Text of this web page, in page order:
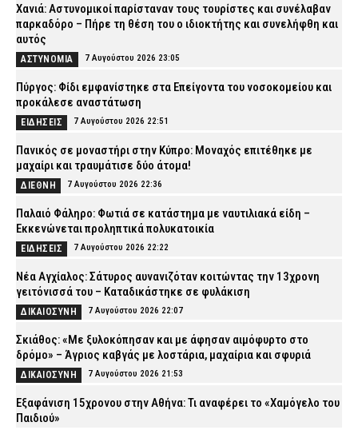
Χανιά: Αστυνομικοί παρίσταναν τους τουρίστες και συνέλαβαν
παρκαδόρο – Πήρε τη θέση του ο ιδιοκτήτης και συνελήφθη και
αυτός
ΑΣΤΥΝΟΜΙΑ 7 Αυγούστου 2026 23:05
Πύργος: Φίδι εμφανίστηκε στα Επείγοντα του νοσοκομείου και
προκάλεσε αναστάτωση
ΕΙΔΗΣΕΙΣ 7 Αυγούστου 2026 22:51
Πανικός σε μοναστήρι στην Κύπρο: Μοναχός επιτέθηκε με
μαχαίρι και τραυμάτισε δύο άτομα!
ΔΙΕΘΝΗ 7 Αυγούστου 2026 22:36
Παλαιό Φάληρο: Φωτιά σε κατάστημα με ναυτιλιακά είδη –
Εκκενώνεται προληπτικά πολυκατοικία
ΕΙΔΗΣΕΙΣ 7 Αυγούστου 2026 22:22
Νέα Αγχίαλος: Σάτυρος αυνανιζόταν κοιτώντας την 13χρονη
γειτόνισσά του – Καταδικάστηκε σε φυλάκιση
ΔΙΚΑΙΟΣΥΝΗ 7 Αυγούστου 2026 22:07
Σκιάθος: «Με ξυλοκόπησαν και με άφησαν αιμόφυρτο στο
δρόμο» – Άγριος καβγάς με λοστάρια, μαχαίρια και σφυριά
ΔΙΚΑΙΟΣΥΝΗ 7 Αυγούστου 2026 21:53
Εξαφάνιση 15χρονου στην Αθήνα: Τι αναφέρει το «Χαμόγελο του
Παιδιού»